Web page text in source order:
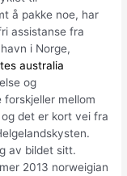
å pakke noe, har
assistanse fra
i Norge,
australia
og
mellom
det er kort vei fra
av bildet sitt.
2013 norweigian